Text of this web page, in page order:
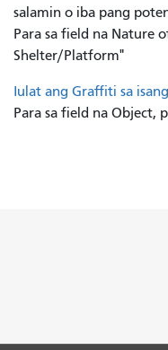
salamin o iba pang
Para sa field na Nature
Shelter/Platform"
Iulat ang Graffiti sa
Para sa field na Object,